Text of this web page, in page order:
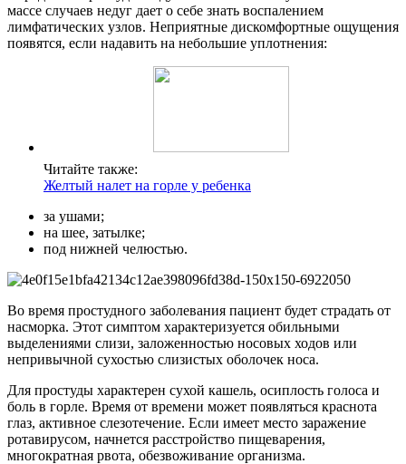
массе случаев недуг дает о себе знать воспалением
лимфатических узлов. Неприятные дискомфортные ощущения
появятся, если надавить на небольшие уплотнения:
Читайте также:
Желтый налет на горле у ребенка
за ушами;
на шее, затылке;
под нижней челюстью.
Во время простудного заболевания пациент будет страдать от
насморка. Этот симптом характеризуется обильными
выделениями слизи, заложенностью носовых ходов или
непривычной сухостью слизистых оболочек носа.
Для простуды характерен сухой кашель, осиплость голоса и
боль в горле. Время от времени может появляться краснота
глаз, активное слезотечение. Если имеет место заражение
ротавирусом, начнется расстройство пищеварения,
многократная рвота, обезвоживание организма.